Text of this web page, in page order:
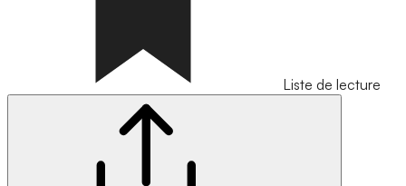
Liste de lecture